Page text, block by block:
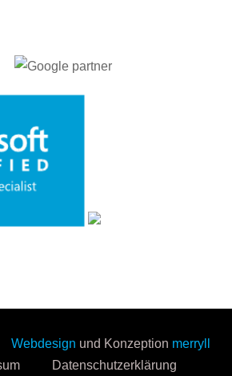
Webdesign und Konzeption merryll
Datenschutzerklärung